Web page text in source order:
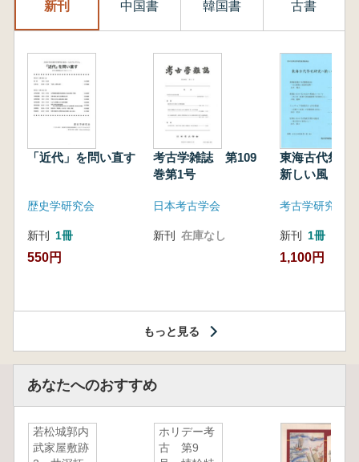
新刊 中国書 韓国書 古書
「近代」を問い直す
歴史学研究会
新刊 1冊
550円
考古学雑誌 第109
巻第1号
日本考古学会
新刊 在庫なし
東海古代祭祀
新しい風
考古学研究会
新刊 1冊
1,100円
もっと見る
あなたへのおすすめ
若松城郭内
武家屋敷跡
ホリデー考
古 第9